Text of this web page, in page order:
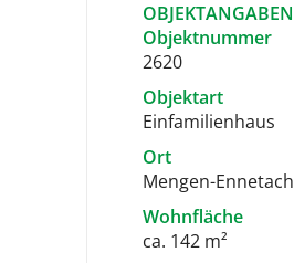
OBJEKTANGABEN
Objektnummer
2620
Objektart
Einfamilienhaus
Ort
Mengen-Ennetach
Wohnfläche
ca. 142 m²